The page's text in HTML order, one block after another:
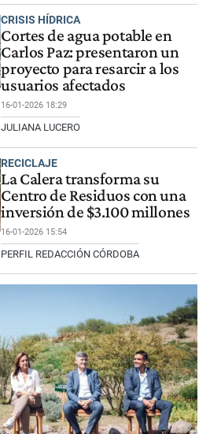
CRISIS HÍDRICA
Cortes de agua potable en
Carlos Paz: presentaron un
proyecto para resarcir a los
usuarios afectados
16-01-2026 18:29
JULIANA LUCERO
RECICLAJE
La Calera transforma su
Centro de Residuos con una
inversión de $3.100 millones
16-01-2026 15:54
PERFIL REDACCIÓN CÓRDOBA